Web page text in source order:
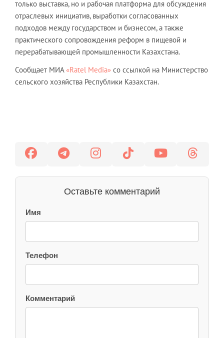
только выставка, но и рабочая платформа для обсуждения
отраслевых инициатив, выработки согласованных
подходов между государством и бизнесом, а также
практического сопровождения реформ в пищевой и
перерабатывающей промышленности Казахстана.
Сообщает МИА «Ratel Media» со ссылкой на Министерство
сельского хозяйства Республики Казахстан.
Оставьте комментарий
Имя
Телефон
Комментарий